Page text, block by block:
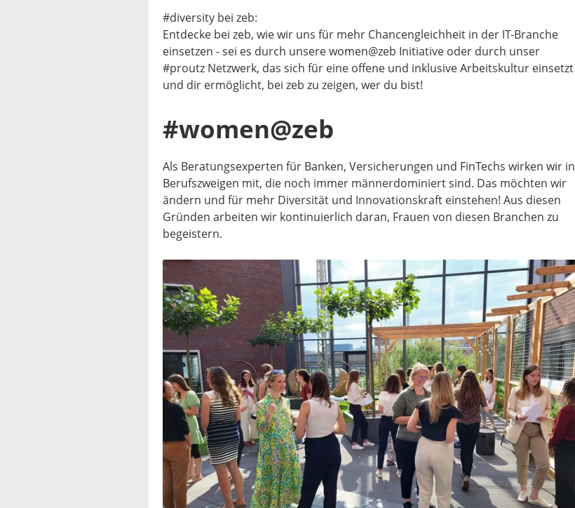
#diversity bei zeb:
Entdecke bei zeb, wie wir uns für mehr Chancengleichheit in der IT-Branche
einsetzen - sei es durch unsere women@zeb Initiative oder durch unser
#proutz Netzwerk, das sich für eine offene und inklusive Arbeitskultur einsetzt
und dir ermöglicht, bei zeb zu zeigen, wer du bist!
#women@zeb
Als Beratungsexperten für Banken, Versicherungen und FinTechs wirken wir in
Berufszweigen mit, die noch immer männerdominiert sind. Das möchten wir
ändern und für mehr Diversität und Innovationskraft einstehen! Aus diesen
Gründen arbeiten wir kontinuierlich daran, Frauen von diesen Branchen zu
begeistern.